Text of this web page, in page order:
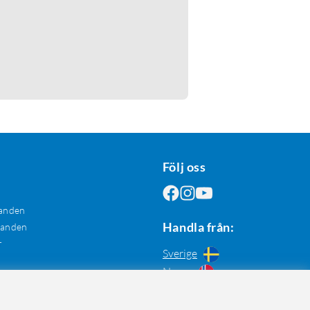
Följ oss
Handla från:
Sverige
Norge